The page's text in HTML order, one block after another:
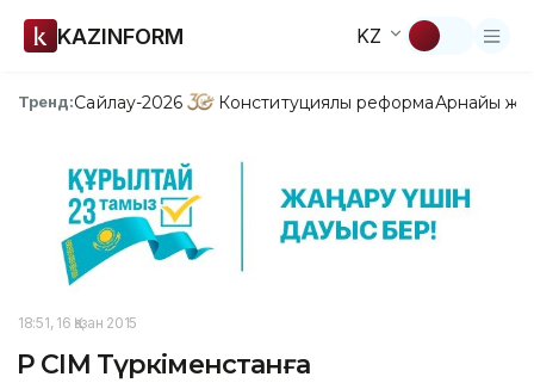
KAZINFORM KZ
Тренд:Сайлау-2026 Конституциялық реформаАрнайы
18:51, 16 Қазан 2015
ҚР СІМ Түркіменстанға